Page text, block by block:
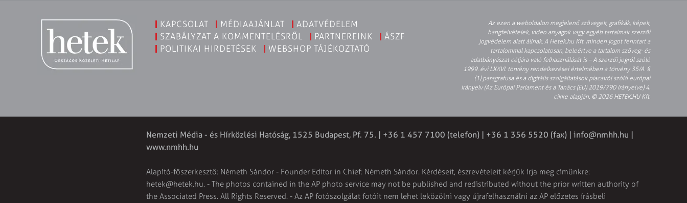
KAPCSOLAT MÉDIAAJÁNLAT
ADATVÉDELEM
SZABÁLYZAT A KOMMENTELÉSRŐL
PARTNEREINK
ÁSZF
POLITIKAI HIRDETÉSEK
WEBSHOP TÁJÉKOZTATÓ
Az ezen a weboldalon megjelenő szövegek, grafikák, képek,
hangfelvételek, video anyagok vagy egyéb tartalmak szerzői
jogvédelem alatt állnak. A Hetek.hu Kft. minden jogot fenntart a
tartalommal kapcsolatosan, beleértve a tartalom szöveg- és
adatbányászat céljára való felhasználását is – A szerzői jogról szóló
1999. évi LXXVI. törvény rendelkezései értelmében a törvény 35/A. §
(1) paragrafusa és a digitális szolgáltatások piacairól szóló európai
irányelv (Az Európai Parlament és a Tanács (EU) 2019/790 Irányelve) 4.
cikke alapján. © 2026 HETEK.HU Kft.
Nemzeti Média - és Hírközlési Hatóság, 1525 Budapest, Pf. 75. | +36 1 457 7100 (telefon) | +36 1 356 5520 (fax) | info@nmhh.hu |
www.nmhh.hu
Alapító-főszerkesztő: Németh Sándor - Founder Editor in Chief: Németh Sándor. Kérdéseit, észrevételeit kérjük írja meg címünkre:
hetek@hetek.hu. - The photos contained in the AP photo service may not be published and redistributed without the prior written authority of
the Associated Press. All Rights Reserved. - Az AP fotószolgálat fotóit nem lehet leközölni vagy újrafelhasználni az AP előzetes írásbeli